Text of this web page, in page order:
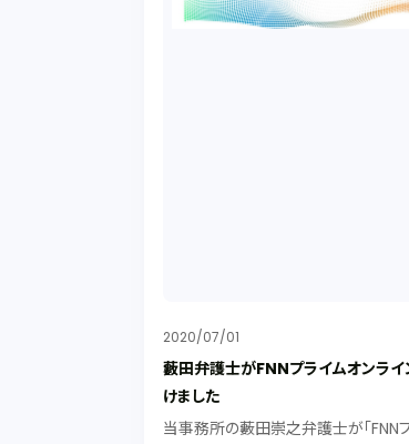
2020/07/01
藪田弁護士がFNNプライムオンラ
けました
当事務所の藪田崇之弁護士が「FNN